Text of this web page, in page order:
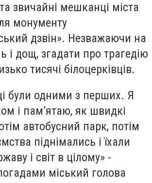
звичайні мешканці міста
монументу
дзвін». Незважаючи на
і дощ, згадати про трагедію
тисячі білоцерківців.
були одними з перших. Я
і пам’ятаю, як швидкі
автобусний парк, потім
піднімались і їхали
і світ в цілому» -
міський голова